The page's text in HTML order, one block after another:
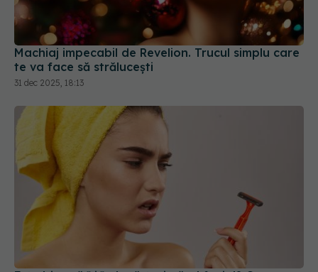
Machiaj impecabil de Revelion. Trucul simplu care
te va face să strălucești
31 dec 2025, 18:13